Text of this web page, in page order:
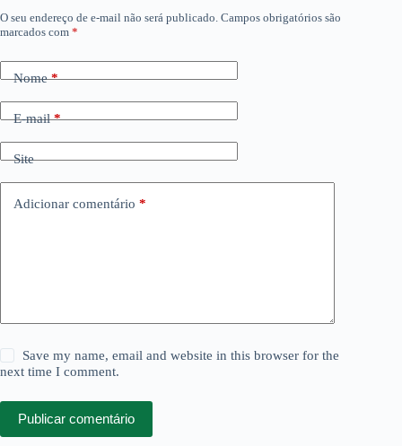
O seu endereço de e-mail não será publicado. Campos obrigatórios são
marcados com *
Nome*
E-mail*
Site
Adicionar comentário *
Save my name, email and website in this browser for the
next time I comment.
Publicar comentário